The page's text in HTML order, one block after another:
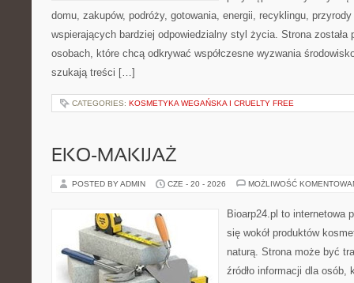
domu, zakupów, podróży, gotowania, energii, recyklingu,
wspierających bardziej odpowiedzialny styl życia. Strona została
osobach, które chcą odkrywać współczesne wyzwania
szukają treści […]
CATEGORIES: KOSMETYKA WEGAŃSKA I CRUELTY FREE
EKO-MAKIJAŻ
POSTED BY ADMIN CZE - 20 - 2026 MOŻLIWOŚĆ
Bioarp24.pl to internetowa
się wokół produktów
naturą. Strona może być
źródło informacji dla osób,